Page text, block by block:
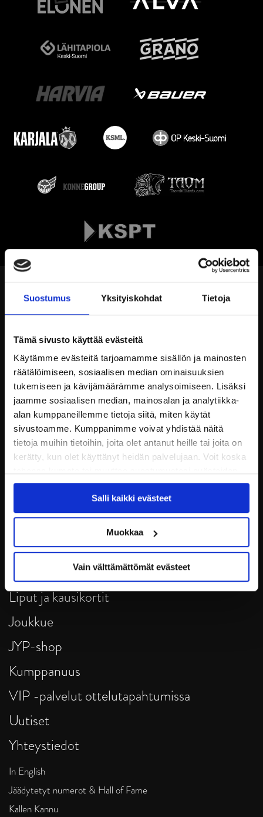
Suostumus Yksityiskohdat Tietoja
Tämä sivusto käyttää evästeitä
Käytämme evästeitä tarjoamamme sisällön ja mainosten
räätälöimiseen, sosiaalisen median ominaisuuksien
tukemiseen ja kävijämäärämme analysoimiseen. Lisäksi
jaamme sosiaalisen median, mainosalan ja analytiikka-
alan kumppaneillemme tietoja siitä, miten käytät
sivustoamme. Kumppanimme voivat yhdistää näitä
tietoja muihin tietoihin, joita olet antanut heille tai joita on
kerätty, kun olet käyttänyt heidän palvelujaan. Voit koska
käytöstäEvästeet-sivultamme.
Salli kaikki evästeet
Muokkaa
Vain välttämättömät evästeet
JYP Jyväskylä Oy
Puistokatu 21, 40200 Jyväskylä
Tietosuoja
Ottelut
Liput ja kausikortit
Joukkue
JYP-shop
Kumppanuus
VIP -palvelut ottelutapahtumissa
Uutiset
Yhteystiedot
In English
Jäädytetyt numerot & Hall of Fame
Kallen Kannu